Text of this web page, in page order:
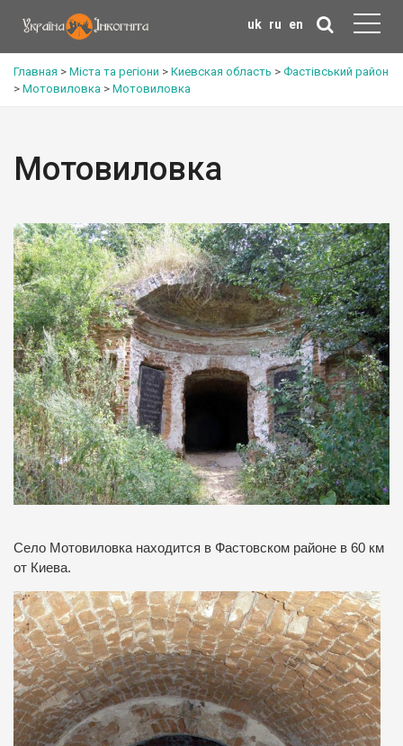
uk ru en
Главная > Міста та регіони > Киевская область > Фастівський район
> Мотовиловка > Мотовиловка
Мотовиловка
Село Мотовиловка находится в Фастовском районе в 60 км
от Киева.